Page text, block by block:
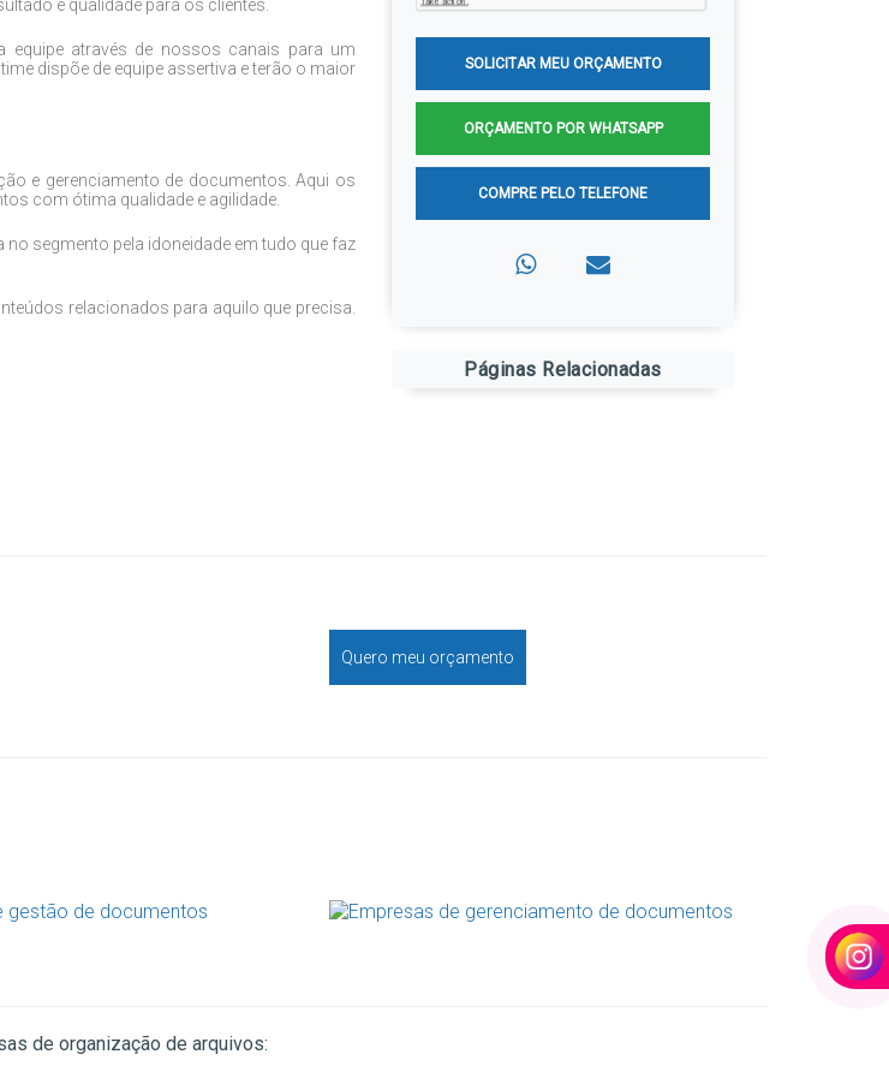
e qualidade para os clientes.
através de nossos canais para um
time dispõe de equipe assertiva e terão o maior
e gerenciamento de documentos. Aqui os
com ótima qualidade e agilidade.
segmento pela idoneidade em tudo que faz
relacionados para aquilo que precisa.
SOLICITAR MEU ORÇAMENTO
ORÇAMENTO POR WHATSAPP
COMPRE PELO TELEFONE
Páginas Relacionadas
Quero meu orçamento
de organização de arquivos: